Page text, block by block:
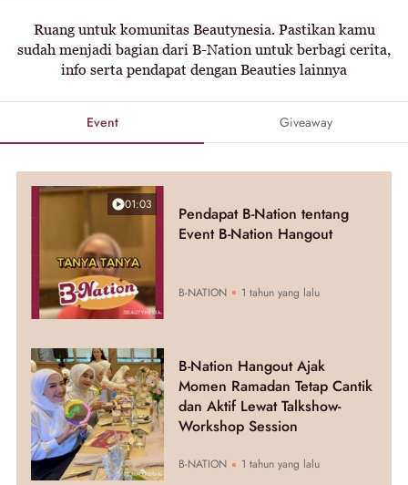
Ruang untuk komunitas Beautynesia. Pastikan kamu
sudah menjadi bagian dari B-Nation untuk berbagi cerita,
info serta pendapat dengan Beauties lainnya
Event Giveaway
01:03
Pendapat B-Nation tentang
Event B-Nation Hangout
B-NATION 1 tahun yang lalu
B-Nation Hangout Ajak
Momen Ramadan Tetap Cantik
dan Aktif Lewat Talkshow-
Workshop Session
B-NATION 1 tahun yang lalu